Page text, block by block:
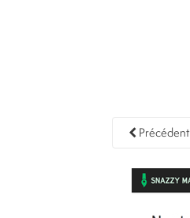
Précédent